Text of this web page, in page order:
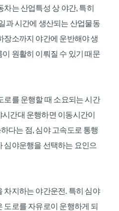
차는 산업특성 상 야간, 특히
과 시간에 생산되는 산업물동
장소까지 야간에 운반해야 생
원활히 이뤄질 수 있기 때문
로를 운행할 때 소요되는 시간
간대 운행하면 이동시간이
다는 점, 심야 고속도로 통행
심야운행을 선택하는 요인으
차지하는 야간운전. 특히 심야
도로를 자유로이 운행하게 되